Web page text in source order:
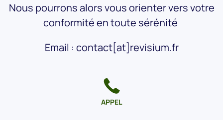
Nous pourrons alors vous orienter vers votre
conformité en toute sérénité
Email : contact[at]revisium.fr
APPEL